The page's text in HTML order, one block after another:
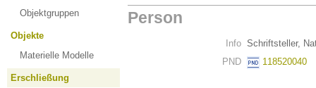
Objektgruppen
Objekte
Materielle Modelle
Erschließung
Person
Info Schriftsteller,
PND
118520040